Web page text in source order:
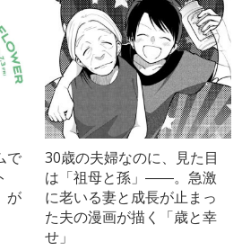
で
が
30歳の夫婦なのに、見た目
は「祖母と孫」――。急激
に老いる妻と成長が止まっ
た夫の漫画が描く「歳と幸
せ」